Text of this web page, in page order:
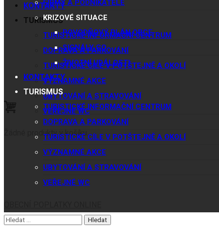
KONTAKTY
TURISMUS
TURISTICKÉ INFORMAČNÍ CENTRUM
DOPRAVA A PARKOVÁNÍ
TURISTICKÉ CÍLE V POTŠTEJNĚ A OKOLÍ
VÝZNAMNÉ AKCE
UBYTOVÁNÍ A STRAVOVÁNÍ
VEŘEJNÉ WC
Žádné produkty v košíku.
FIRMY A PODNIKATELÉ
KRIZOVÉ SITUACE
POVODŇOVÝ PLÁN OBCE
SIGNÁLY CO
ŽIVOTNÍ UDÁLOSTI
KONTAKTY
TURISMUS
TURISTICKÉ INFORMAČNÍ CENTRUM
DOPRAVA A PARKOVÁNÍ
TURISTICKÉ CÍLE V POTŠTEJNĚ A OKOLÍ
VÝZNAMNÉ AKCE
UBYTOVÁNÍ A STRAVOVÁNÍ
VEŘEJNÉ WC